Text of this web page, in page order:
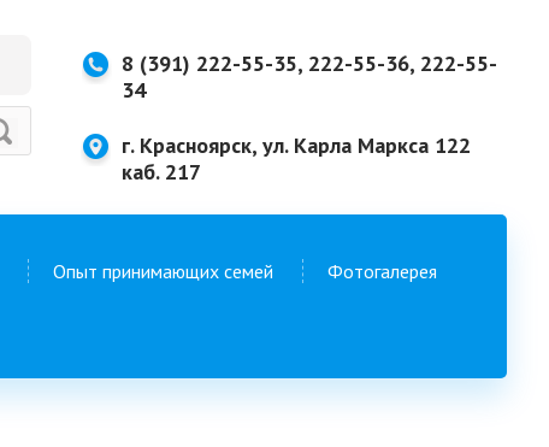
8 (391) 222-55-35, 222-55-36, 222-55-
34
г. Красноярск, ул. Карла Маркса 122
каб. 217
Опыт принимающих семей Фотогалерея